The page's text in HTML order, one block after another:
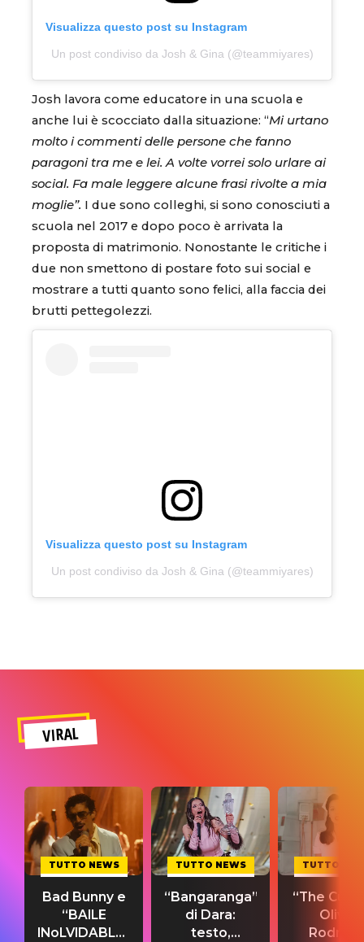
Visualizza questo post su Instagram
Un post condiviso da Josh & Gina (@teammiyares)
Josh lavora come educatore in una scuola e
anche lui è scocciato dalla situazione: “Mi urtano
molto i commenti delle persone che fanno
paragoni tra me e lei. A volte vorrei solo urlare ai
social. Fa male leggere alcune frasi rivolte a mia
moglie”. I due sono colleghi, si sono conosciuti a
scuola nel 2017 e dopo poco è arrivata la
proposta di matrimonio. Nonostante le critiche i
due non smettono di postare foto sui social e
mostrare a tutti quanto sono felici, alla faccia dei
brutti pettegolezzi.
Visualizza questo post su Instagram
Un post condiviso da Josh & Gina (@teammiyares)
VIRAL
TUTTO NEWS
Bad Bunny e
“BAILE
INoLVIDABLE”:
TUTTO NEWS
“Bangaranga”
di Dara:
testo,
TUTTO
“The
Olivia